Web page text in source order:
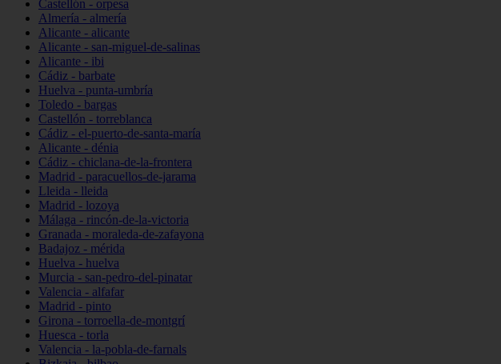
Castellón - orpesa
Almería - almería
Alicante - alicante
Alicante - san-miguel-de-salinas
Alicante - ibi
Cádiz - barbate
Huelva - punta-umbría
Toledo - bargas
Castellón - torreblanca
Cádiz - el-puerto-de-santa-maría
Alicante - dénia
Cádiz - chiclana-de-la-frontera
Madrid - paracuellos-de-jarama
Lleida - lleida
Madrid - lozoya
Málaga - rincón-de-la-victoria
Granada - moraleda-de-zafayona
Badajoz - mérida
Huelva - huelva
Murcia - san-pedro-del-pinatar
Valencia - alfafar
Madrid - pinto
Girona - torroella-de-montgrí
Huesca - torla
Valencia - la-pobla-de-farnals